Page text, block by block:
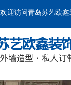
欢迎访问青岛苏艺欧